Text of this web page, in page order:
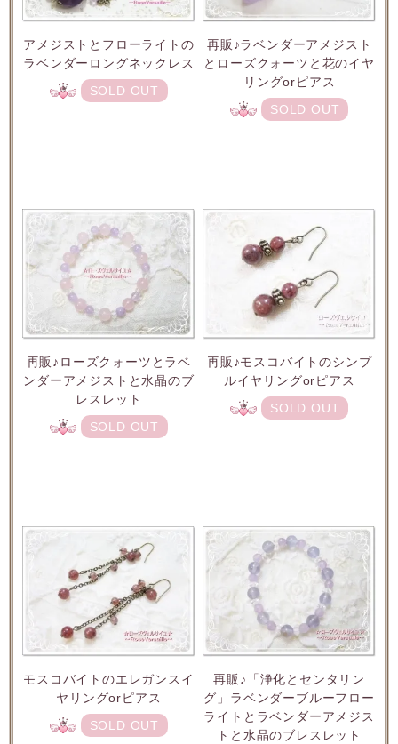
アメジストとフローライトの
ラベンダーロングネックレス
SOLD OUT
再販♪ラベンダーアメジスト
とローズクォーツと花のイヤ
リングorピアス
SOLD OUT
再販♪ローズクォーツとラベ
ンダーアメジストと水晶のブ
レスレット
SOLD OUT
再販♪モスコバイトのシンプ
ルイヤリングorピアス
SOLD OUT
モスコバイトのエレガンスイ
ヤリングorピアス
SOLD OUT
再販♪「浄化とセンタリン
グ」ラベンダーブルーフロー
ライトとラベンダーアメジス
トと水晶のブレスレット